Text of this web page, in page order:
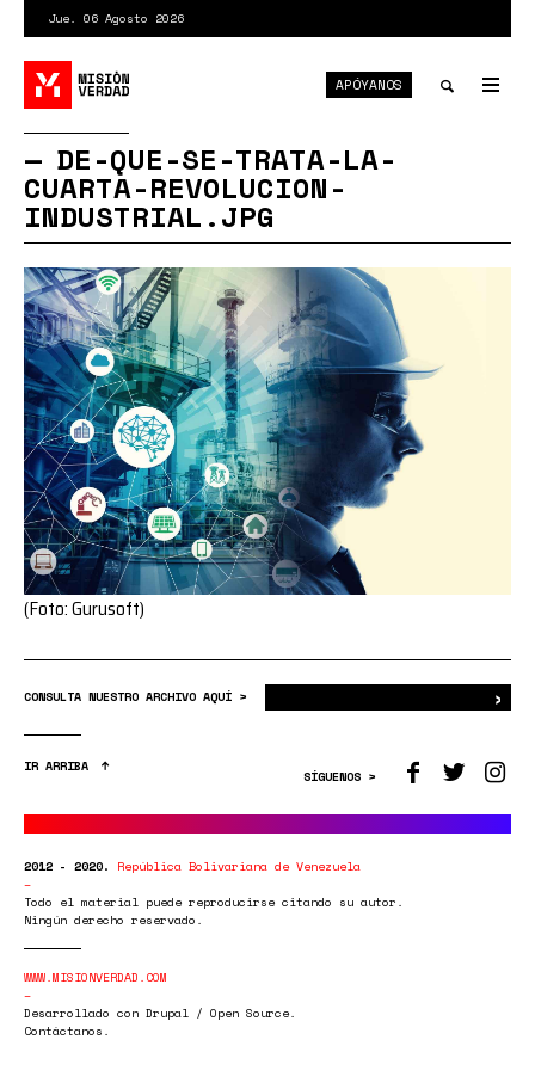
contenido
principal
Jue. 06 Agosto 2026
APÓYANOS
DE-QUE-SE-TRATA-LA-
CUARTA-REVOLUCION-
INDUSTRIAL.JPG
(Foto: Gurusoft)
CONSULTA NUESTRO ARCHIVO AQUÍ > ›
IR ARRIBA
SÍGUENOS >
2012 - 2020. República Bolivariana de Venezuela
Todo el material puede reproducirse citando su autor.
Ningún derecho reservado.
WWW.MISIONVERDAD.COM
Desarrollado con Drupal / Open Source.
Contáctanos.